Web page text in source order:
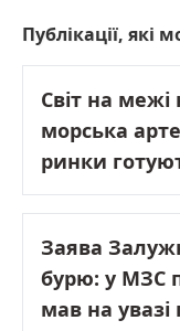
Публікації, які
Світ на межі
морська
ринки
Заява
бурю: у МЗС
мав на увазі